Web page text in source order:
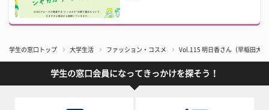
学生の窓口トップ 大学生活 ファッション・コスメ Vol.115 明日香さん（早稲田大
学生の窓口会員になってきっかけを探そう！